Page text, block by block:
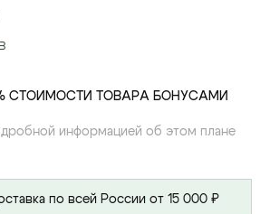
СТОИМОСТИ ТОВАРА БОНУСАМИ
информацией об этом плане
по всей России от 15 000 ₽